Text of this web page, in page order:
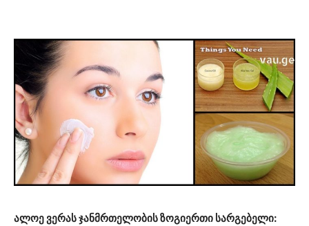
ალოე ვერას ჯანმრთელობის ზოგიერთი სარგებელი: